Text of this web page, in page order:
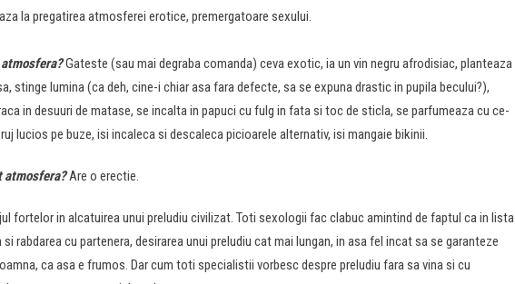
la pregatirea atmosferei erotice, premergatoare sexului.
Gateste (sau mai degraba comanda) ceva exotic, ia un vin negru afrodisiac, planteaza
stinge lumina (ca deh, cine-i chiar asa fara defecte, sa se expuna drastic in pupila becului?),
in desuuri de matase, se incalta in papuci cu fulg in fata si toc de sticla, se parfumeaza cu ce-
lucios pe buze, isi incaleca si descaleca picioarele alternativ, isi mangaie bikinii.
atmosfera?Are o erectie.
fortelor in alcatuirea unui preludiu civilizat. Toti sexologii fac clabuc amintind de faptul ca in lista
rabdarea cu partenera, desirarea unui preludiu cat mai lungan, in asa fel incat sa se garanteze
ca asa e frumos. Dar cum toti specialistii vorbesc despre preludiu fara sa vina si cu